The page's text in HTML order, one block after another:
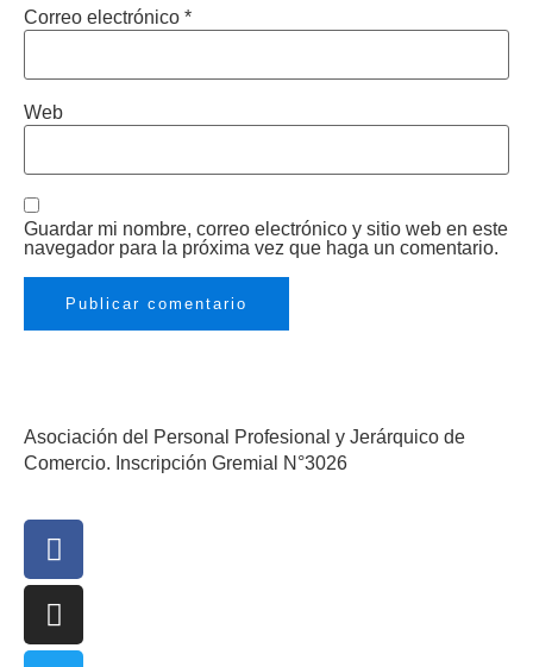
Correo electrónico *
Web
Guardar mi nombre, correo electrónico y sitio web en este
navegador para la próxima vez que haga un comentario.
Asociación del Personal Profesional y Jerárquico de
Comercio. Inscripción Gremial N°3026